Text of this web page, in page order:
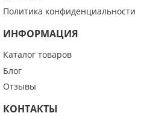
Политика конфиденциальности
ИНФОРМАЦИЯ
Каталог товаров
Блог
Отзывы
КОНТАКТЫ